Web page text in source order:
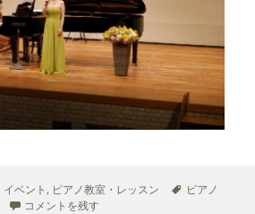
カ
テ
イベント , ピアノ教室・レッスン
タ
ピアノ
発表会が終わりました に
コメントを残す